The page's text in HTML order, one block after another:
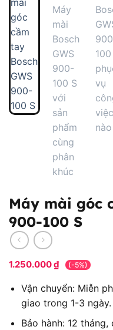
Máy mài góc
900-100 S
1.250.000₫ (-5%)
Vận chuyển: Miễn
giao trong 1-3 ngày.
Bảo hành: 12